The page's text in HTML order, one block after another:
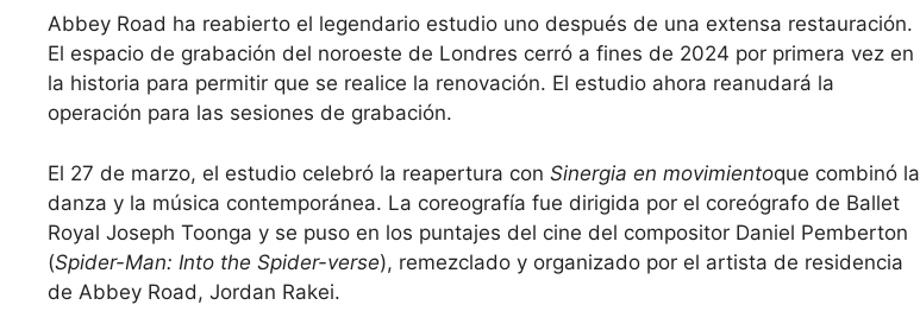
Abbey Road ha reabierto el legendario estudio uno después de una extensa restauración.
El espacio de grabación del noroeste de Londres cerró a fines de 2024 por primera vez en
la historia para permitir que se realice la renovación. El estudio ahora reanudará la
operación para las sesiones de grabación.
El 27 de marzo, el estudio celebró la reapertura con Sinergia en movimientoque combinó la
danza y la música contemporánea. La coreografía fue dirigida por el coreógrafo de Ballet
Royal Joseph Toonga y se puso en los puntajes del cine del compositor Daniel Pemberton
(Spider-Man: Into the Spider-verse), remezclado y organizado por el artista de residencia
de Abbey Road, Jordan Rakei.